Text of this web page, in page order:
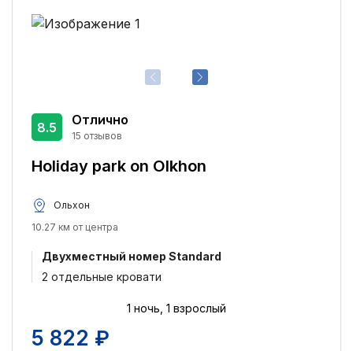
Holiday park on Olkhon
Отлично
15 отзывов
8.5
Ольхон
10.27 км от центра
Двухместный номер Standard
2 отдельные кровати
1 ночь, 1 взрослый
5 822 ₽